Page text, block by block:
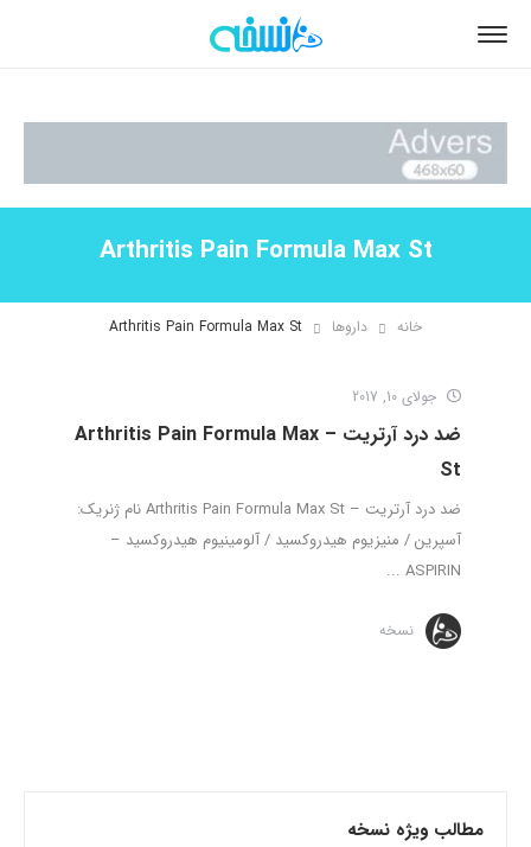
Arthritis Pain Formula Max St
خانه داروها Arthritis Pain Formula Max St
جولای 10, 2017
ضد درد آرتریت – Arthritis Pain Formula Max
St
ضد درد آرتریت – Arthritis Pain Formula Max St نام ژنریک:
آسپرین / منیزیوم هیدروکسید / آلومینیوم هیدروکسید –
ASPIRIN ...
نسخه
مطالب ویژه نسخه